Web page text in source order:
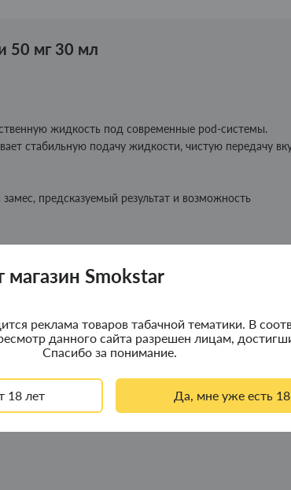
магазин Smokstar
реклама товаров табачной тематики. В
данного сайта разрешен лицам,
Спасибо за понимание.
18 лет Да, мне уже есть
50 мг 30 мл
жидкость под современные pod-системы.
стабильную подачу жидкости, чистую передачу
предсказуемый результат и возможность
Добавьте никотиновый бустер до желаемой
и тщательно встряхните. Дайте жидкости